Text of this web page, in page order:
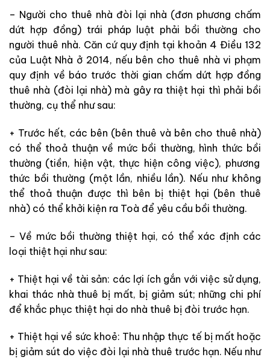
– Người cho thuê nhà đòi lại nhà (đơn phương chấm
dứt hợp đồng) trái pháp luật phải bồi thường cho
người thuê nhà. Căn cứ quy định tại khoản 4 Điều 132
của Luật Nhà ở 2014, nếu bên cho thuê nhàvi phạm
quy định về báo trước thời gian chấm dứt hợp đồng
thuê nhà (đòi lại nhà) mà gây ra thiệt hại thì phải bồi
thường, cụ thể như sau:
+ Trước hết, các bên (bên thuê và bên cho thuê nhà)
có thể thoả thuận về mức bồi thường, hình thức bồi
thường (tiền, hiện vật, thực hiện công việc), phương
thức bồi thường (một lần, nhiều lần). Nếu như không
thể thoả thuận được thì bên bị thiệt hại (bên thuê
nhà) có thể khởi kiện ra Toà để yêu cầu bồi thường.
– Về mức bồi thường thiệt hại, có thể xác định các
loại thiệt hại như sau:
+ Thiệt hại về tài sản: các lợi ích gắn với việc sử dụng,
khai thác nhà thuê bị mất, bị giảm sút; những chi phí
để khắc phục thiệt hại do nhà thuê bị đòi trước hạn.
+ Thiệt hại về sức khoẻ: Thu nhập thực tế bị mất hoặc
bị giảm sút do việc đòi lại nhà thuê trước hạn. Nếu như